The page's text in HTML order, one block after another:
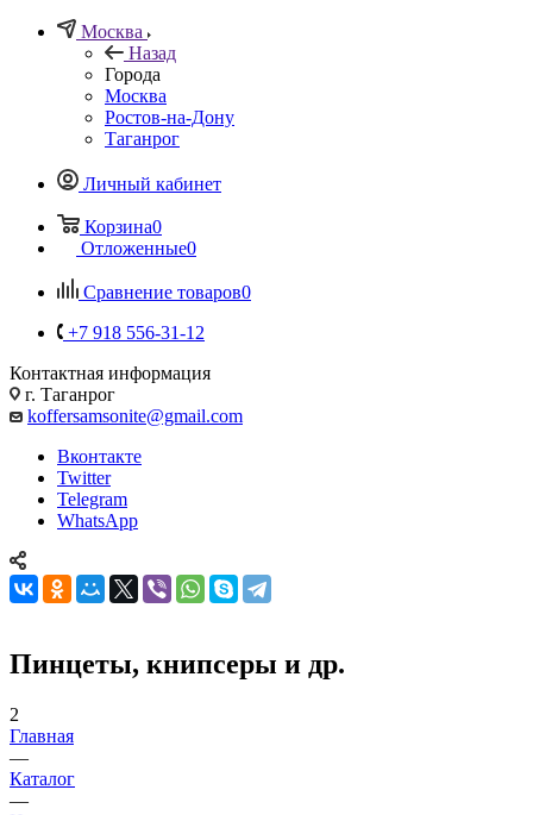
Москва
Назад
Города
Москва
Ростов-на-Дону
Таганрог
Личный кабинет
Корзина0
Отложенные0
Сравнение товаров0
+7 918 556-31-12
Контактная информация
г. Таганрог
koffersamsonite@gmail.com
Вконтакте
Twitter
Telegram
WhatsApp
Пинцеты, книпсеры и др.
2
Главная
—
Каталог
—